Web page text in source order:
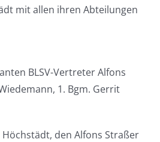
mit allen ihren Abteilungen
BLSV-Vertreter Alfons
1. Bgm. Gerrit
den Alfons Straßer